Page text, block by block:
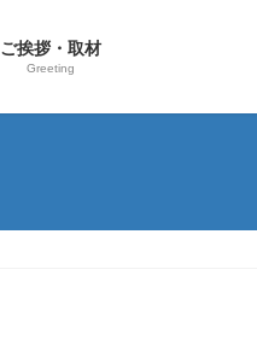
ご挨拶・取材
Greeting